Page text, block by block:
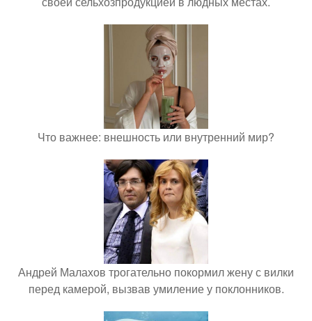
Что важнее: внешность или внутренний мир?
Андрей Малахов трогательно покормил жену с вилки
перед камерой, вызвав умиление у поклонников.